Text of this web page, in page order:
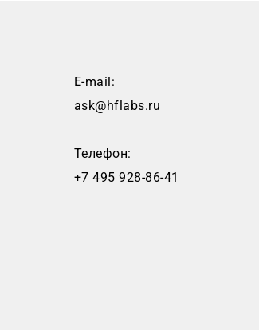
E-mail:
ask@hflabs.ru
Телефон:
+7 495 928-86-41